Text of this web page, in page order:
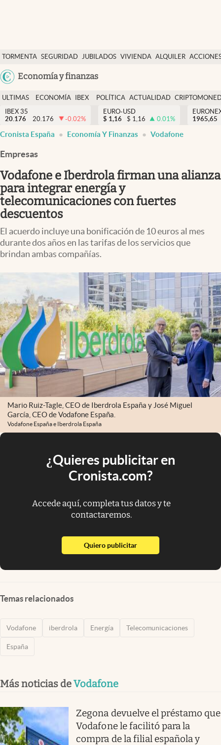
TORMENTA SEGURIDAD JUBILADOS VIVIENDA ALQUILER
USA
Colombia
Economía y finanzas
Economía y finanzas
Política
Actualidad
Criptomonedas
España
ULTIMAS
NOTICIAS
ECONOMÍA
FINANZAS
IBEX
EURO
POLÍTICA ACTUALIDAD
IBEX 35
20.176
20.176 -0.02%
EURO-USD
$ 1,16 $ 1,16 0.01%
1965,65
Cronista España Economía Y Finanzas Vodafone
Empresas
Vodafone e Iberdrola firman una alianza
para integrar energía y
telecomunicaciones con fuertes
descuentos
El acuerdo incluye una bonificación de 10 euros al mes
durante dos años en las tarifas de los servicios que
brindan ambas compañías.
Mario Ruiz-Tagle, CEO de Iberdrola España y José Miguel
García, CEO de Vodafone España.
Vodafone España e Iberdrola España
¿Quieres publicitar en
Cronista.com?
Accede aquí, completa tus datos y te
contactaremos.
Quiero publicitarabre en nueva pestaña
Temas relacionados
Vodafone iberdrola Energía Telecomunicaciones
España
Más noticias deVodafone
Zegona devuelve el préstamo que
Vodafone le facilitó para la
compra de la filial española y